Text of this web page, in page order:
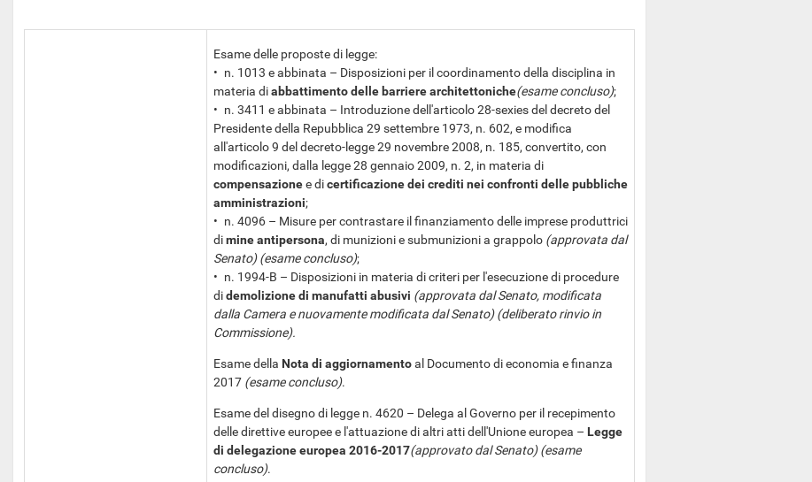
Esame delle proposte di legge:
• n. 1013 e abbinata – Disposizioni per il coordinamento della disciplina in
materia diabbattimento delle barriere architettoniche(esame concluso);
• n. 3411 e abbinata – Introduzione dell'articolo 28-sexies del decreto del
Presidente della Repubblica 29 settembre 1973, n. 602, e modifica
all'articolo 9 del decreto-legge 29 novembre 2008, n. 185, convertito, con
modificazioni, dalla legge 28 gennaio 2009, n. 2, in materia di
compensazionee dicertificazione dei crediti nei confronti delle pubbliche
amministrazioni;
• n. 4096 – Misure per contrastare il finanziamento delle imprese produttrici
dimine antipersona, di munizioni e submunizioni a grappolo (approvata dal
Senato) (esame concluso);
• n. 1994-B – Disposizioni in materia di criteri per l'esecuzione di procedure
didemolizione di manufatti abusivi (approvata dal Senato, modificata
dalla Camera e nuovamente modificata dal Senato) (deliberato rinvio in
Commissione).
Esame della Nota di aggiornamentoal Documento di economia e finanza
2017 (esame concluso).
Esame del disegno di legge n. 4620 – Delega al Governo per il recepimento
delle direttive europee e l'attuazione di altri atti dell'Unione europea – Legge
di delegazione europea 2016-2017(approvato dal Senato) (esame
concluso).